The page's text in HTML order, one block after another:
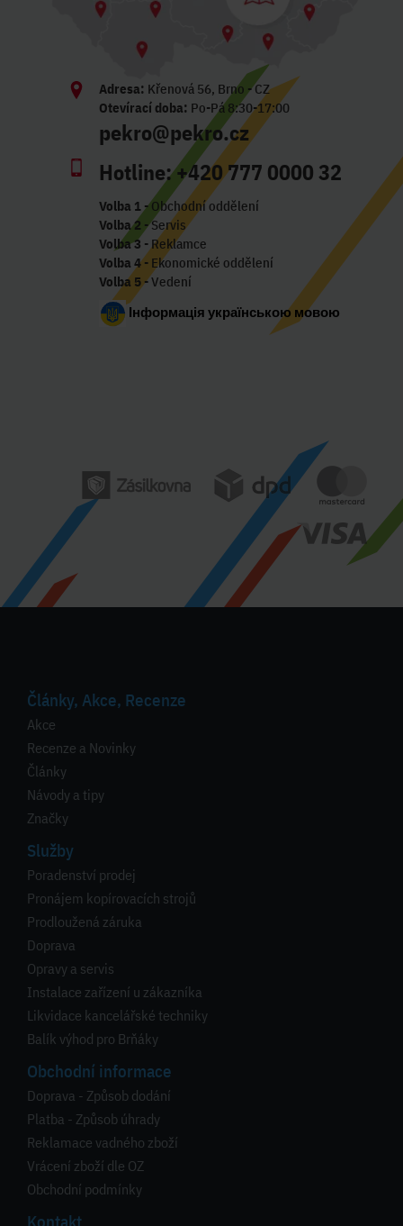
Adresa: Křenová 56, Brno - CZ
Otevírací doba: Po-Pá 8:30-17:00
pekro@pekro.cz
Hotline:+420 777 0000 32
Volba 1- Obchodní oddělení
Volba 2 - Servis
Volba 3 - Reklamce
Volba 4- Ekonomické oddělení
Volba 5- Vedení
Інформація українською мовою
Články, Akce, Recenze
Akce
Recenze a Novinky
Články
Návody a tipy
Značky
Služby
Poradenství prodej
Pronájem kopírovacích strojů
Prodloužená záruka
Doprava
Opravy a servis
Instalace zařízení u zákazníka
Likvidace kancelářské techniky
Balík výhod pro Brňáky
Obchodní informace
Doprava - Způsob dodání
Platba - Způsob úhrady
Reklamace vadného zboží
Vrácení zboží dle OZ
Obchodní podmínky
Kontakt